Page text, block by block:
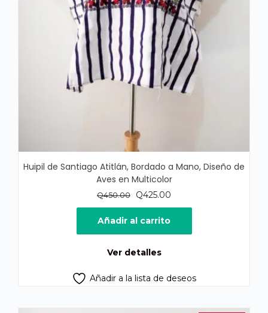
Huipil de Santiago Atitlán, Bordado a Mano, Diseño de
Aves en Multicolor
Q450.00
El
precio
original
era:
Q425.00
precio
es:
Añadir al carrito
Ver detalles
Añadir a la lista de deseos